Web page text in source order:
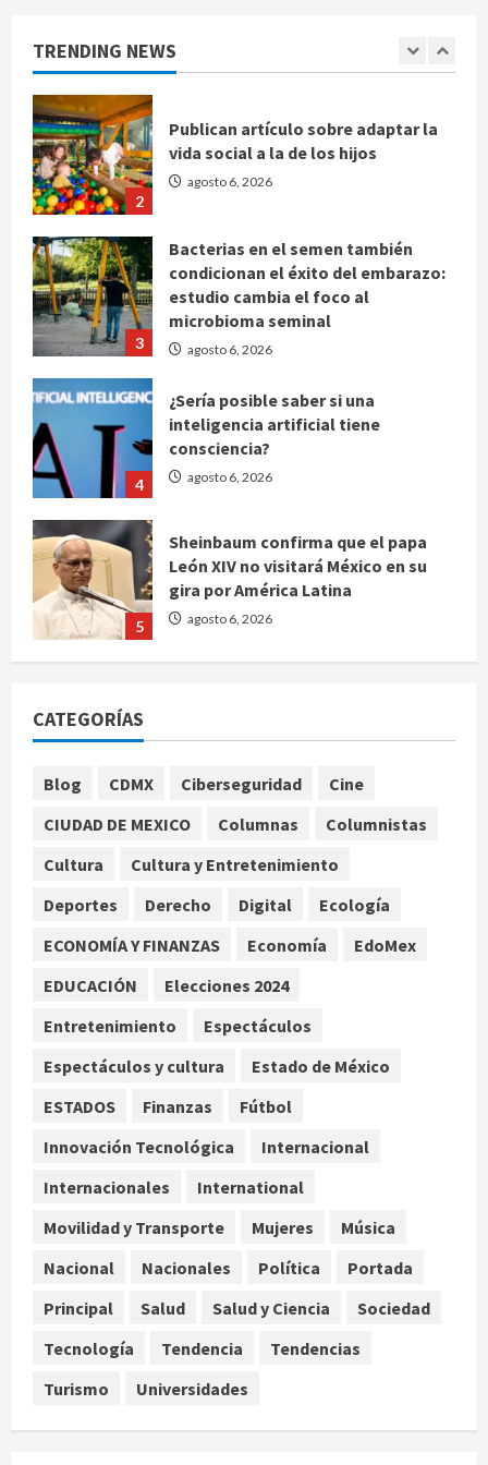
TRENDING NEWS
2
vida social a la de los hijos
3
Bacterias en el semen también
condicionan el éxito del embarazo:
agosto 6, 2026
4
¿Sería posible saber si una
inteligencia artificial tiene
consciencia?
Sheinbaum confirma que el papa
León XIV no visitará México en su
Bad Bunny enfrenta dos demandas
millonarias por uso no consentido
agosto 6, 2026
Publican artículo sobre adaptar la
agosto 6, 2026
3
Bacterias en el semen también
estudio cambia el foco al
microbioma seminal
inteligencia artificial tiene
consciencia?
5
Sheinbaum confirma que el papa
León XIV no visitará México en su
agosto 6, 2026
CATEGORÍAS
Blog CDMX Ciberseguridad
Cine
CIUDAD DE MEXICO
Columnas
Columnistas
Cultura
Cultura y Entretenimiento
Deportes
Derecho Digital
Ecología
ECONOMÍA Y FINANZAS
Economía
EdoMex
EDUCACIÓN
Elecciones 2024
Entretenimiento
Espectáculos
Espectáculos y cultura
Estado de México
ESTADOS
Finanzas
Fútbol
Innovación Tecnológica
Internacional
Internacionales
International
Movilidad y Transporte
Mujeres
Música
Nacional
Nacionales Política
Portada
Principal
Salud Salud y Ciencia
Sociedad
Tecnología
Tendencia
Tendencias
Turismo
Universidades